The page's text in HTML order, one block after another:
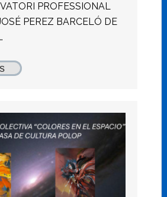
PROFESSIONAL
PEREZ BARCELÓ DE